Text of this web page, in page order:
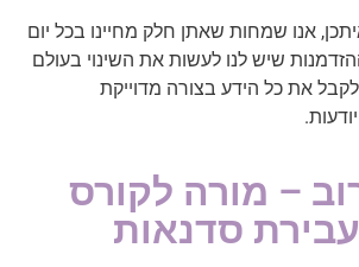
אנו שמחות שאתן חלק מחיינו בכל יום
שיש לנו לעשות את השינוי בעולם
את כל הידע בצורה מדוייקת
– מורה לקורס
סדנאות